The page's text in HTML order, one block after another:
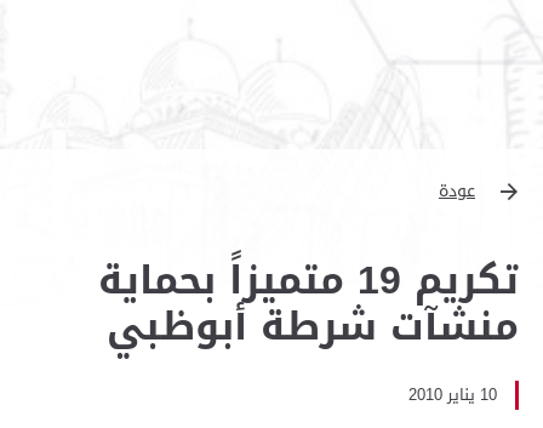
عودة
تكريم 19 متميزاً بحماية
منشآت شرطة أبوظبي
10 يناير 2010